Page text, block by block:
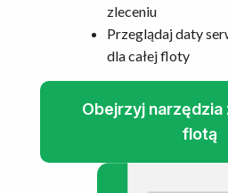
zleceniu
Przeglądaj daty
dla całej floty
Obejrzyj narzędzia
flotą